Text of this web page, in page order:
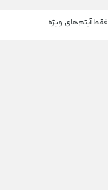
بله
فقط آیتم‌های ویژه